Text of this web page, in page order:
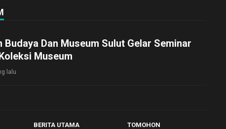
Budaya Dan Museum Sulut Gelar Seminar
Museum
lalu
BERITA UTAMA
TOMOHON